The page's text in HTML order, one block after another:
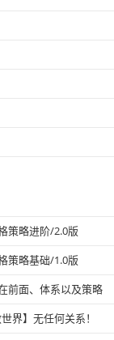
策略进阶/2.0版
策略基础/1.0版
前面、体系以及策略
界】无任何关系！